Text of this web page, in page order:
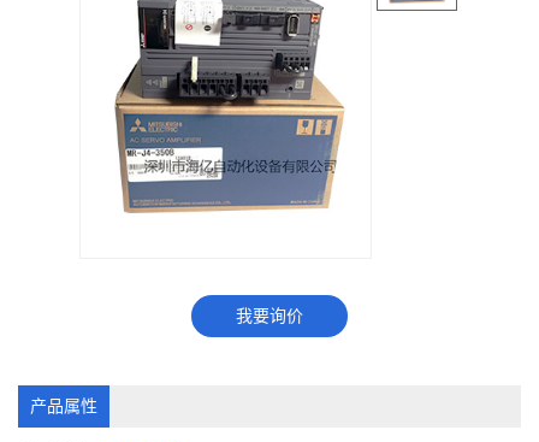
我要询价
产品属性